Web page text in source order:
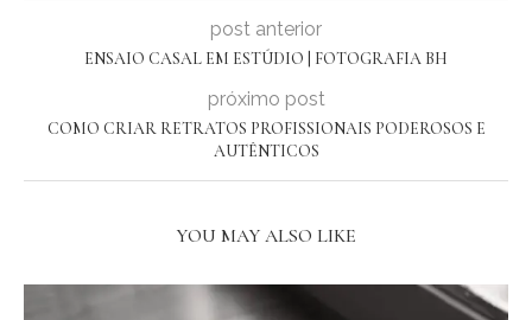
post anterior
ENSAIO CASAL EM ESTÚDIO | FOTOGRAFIA BH
próximo post
COMO CRIAR RETRATOS PROFISSIONAIS PODEROSOS E
AUTÊNTICOS
YOU MAY ALSO LIKE